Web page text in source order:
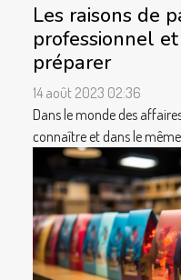
Les raisons de
professionnel
préparer
14 août 2023 02:36
Dans le monde des
connaître et dans le même